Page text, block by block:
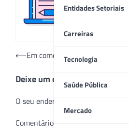
Entidades Setoriais
Carreiras
Tecnologia
Saúde Pública
Mercado
Navegação
Post
⟵Em comemoração aos 25
Deixe um comentário
O seu endereço de e-mail não será
Comentário